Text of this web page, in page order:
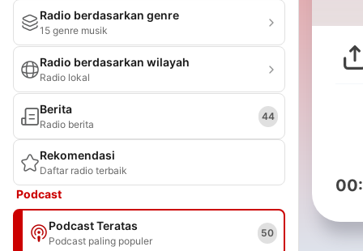
Radio berdasarkan genre
15 genre musik
Radio berdasarkan wilayah
Radio lokal
Berita
Radio berita
44
Rekomendasi
Daftar radio terbaik
Podcast
Podcast Teratas
Podcast paling populer
50